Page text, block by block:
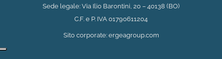
Sede legale: Via Ilio Barontini, 20 – 40138 (BO)
C.F. e P. IVA 01790611204
Sito corporate: ergeagroup.com(si apre in una nuova